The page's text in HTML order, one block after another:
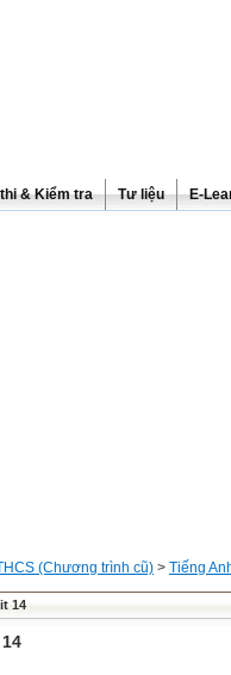
& Kiểm tra Tư liệu E-
(Chương trình cũ) > Tiếng
14